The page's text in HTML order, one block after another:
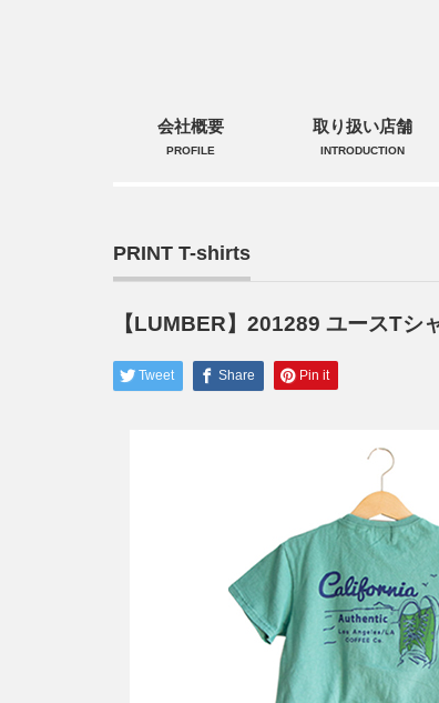
会社概要
PROFILE
取り扱い店舗
INTRODUCTION
PRINT T-shirts
【LUMBER】201289 ユースT
Tweet Share Pin it